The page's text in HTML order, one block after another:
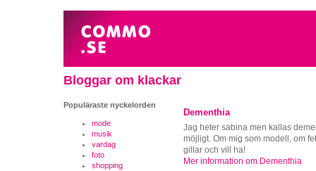
Bloggar om klackar
Populäraste nyckelorden
mode
musik
vardag
foto
shopping
Dementhia
Jag heter sabina men kallas
möjligt. Om mig som modell, om
gillar och vill ha!
Mer information om Dementhia